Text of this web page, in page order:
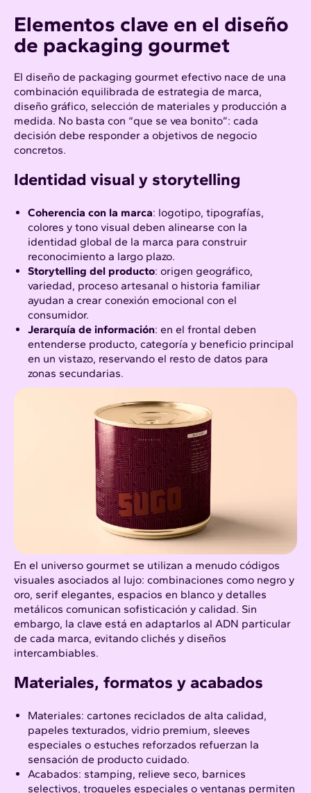
Elementos clave en el diseño
de packaging gourmet
El diseño de packaging gourmet efectivo nace de una
combinación equilibrada de estrategia de marca,
diseño gráfico, selección de materiales y producción a
medida. No basta con “que se vea bonito”: cada
decisión debe responder a objetivos de negocio
concretos.
Identidad visual y storytelling
Coherencia con la marca: logotipo, tipografías,
colores y tono visual deben alinearse con la
identidad global de la marca para construir
reconocimiento a largo plazo.​
Storytelling del producto: origen geográfico,
variedad, proceso artesanal o historia familiar
ayudan a crear conexión emocional con el
consumidor.​
Jerarquía de información: en el frontal deben
entenderse producto, categoría y beneficio principal
en un vistazo, reservando el resto de datos para
zonas secundarias.
En el universo gourmet se utilizan a menudo códigos
visuales asociados al lujo: combinaciones como negro y
oro, serif elegantes, espacios en blanco y detalles
metálicos comunican sofisticación y calidad. Sin
embargo, la clave está en adaptarlos al ADN particular
de cada marca, evitando clichés y diseños
intercambiables.​
Materiales, formatos y acabados
Materiales: cartones reciclados de alta calidad,
papeles texturados, vidrio premium, sleeves
especiales o estuches reforzados refuerzan la
sensación de producto cuidado.​
Acabados: stamping, relieve seco, barnices
selectivos, troqueles especiales o ventanas permiten